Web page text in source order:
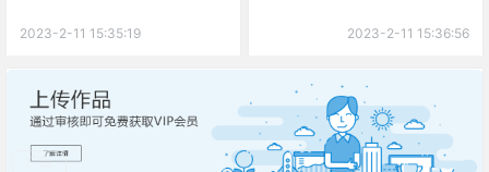
2023-2-11 15:35:19 2023-2-11 15:36:56
广告